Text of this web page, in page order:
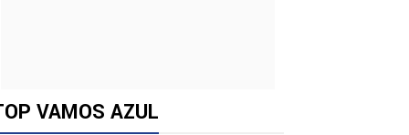
VAMOS AZUL